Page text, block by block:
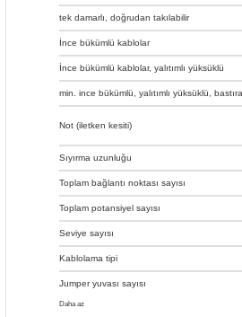
tek damarlı, doğrudan takılabilir
İnce bükümlü kablolar
İnce bükümlü kablolar, yalıtımlı yüksüklü
min. ince bükümlü, yalıtımlı yüksüklü,
Not (iletken kesiti)
Sıyırma uzunluğu
Toplam bağlantı noktası sayısı
Toplam potansiyel sayısı
Seviye sayısı
Kablolama tipi
Jumper yuvası sayısı
Daha az